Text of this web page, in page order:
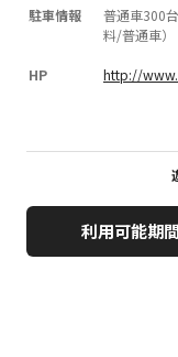
駐車情報
普通車300
料/普通車）
HP http://
利用可能期